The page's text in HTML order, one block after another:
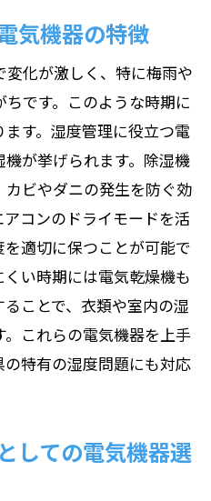
に応える電気機器の選
慮した業務用冷暖房機
業務用電気機器
に適した業務用機器の
える長野県での最適な
電気機器ブランド
った電気機器の最新ト
気機器の特徴
化が激しく、特に梅雨や
です。このような時期に
す。湿度管理に役立つ電
が挙げられます。除湿機
ビやダニの発生を防ぐ効
コンのドライモードを活
適切に保つことが可能で
い時期には電気乾燥機も
ことで、衣類や室内の湿
これらの電気機器を上手
特有の湿度問題にも対応
しての電気機器選